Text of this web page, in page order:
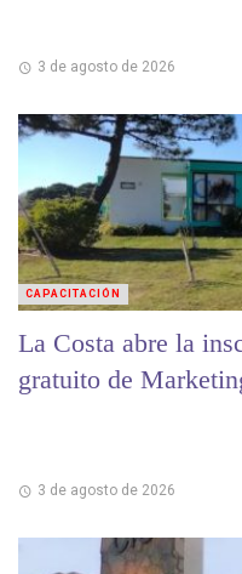
3 de agosto de 2026
La Costa abre la
gratuito de
3 de agosto de 2026
CAPACITACIÓN